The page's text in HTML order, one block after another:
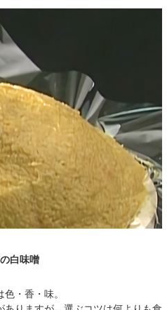
白味噌
・香・味。